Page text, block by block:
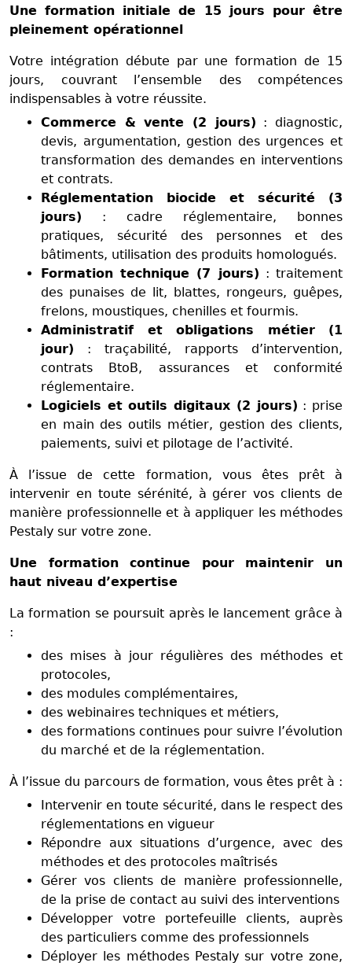
Une formation initiale de 15 jours pour être
pleinement opérationnel
Votre intégration débute par une formation de 15
jours, couvrant l’ensemble des compétences
indispensables à votre réussite.
Commerce & vente (2 jours) : diagnostic,
devis, argumentation, gestion des urgences et
transformation des demandes en interventions
et contrats.
Réglementation biocide et sécurité (3
jours) : cadre réglementaire, bonnes
pratiques, sécurité des personnes et des
bâtiments, utilisation des produits homologués.
Formation technique (7 jours) : traitement
des punaises de lit, blattes, rongeurs, guêpes,
frelons, moustiques, chenilles et fourmis.
Administratif et obligations métier (1
jour) : traçabilité, rapports d’intervention,
contrats BtoB, assurances et conformité
réglementaire.
Logiciels et outils digitaux (2 jours) : prise
en main des outils métier, gestion des clients,
paiements, suivi et pilotage de l’activité.
À l’issue de cette formation, vous êtes prêt à
intervenir en toute sérénité, à gérer vos clients de
manière professionnelle et à appliquer les méthodes
Pestaly sur votre zone.
Une formation continue pour maintenir un
haut niveau d’expertise
La formation se poursuit après le lancement grâce à
:
des mises à jour régulières des méthodes et
protocoles,
des modules complémentaires,
des webinaires techniques et métiers,
des formations continues pour suivre l’évolution
du marché et de la réglementation.
À l’issue du parcours de formation, vous êtes prêt à :
Intervenir en toute sécurité, dans le respect des
réglementations en vigueur
Répondre aux situations d’urgence, avec des
méthodes et des protocoles maîtrisés
Gérer vos clients de manière professionnelle,
de la prise de contact au suivi des interventions
Développer votre portefeuille clients, auprès
des particuliers comme des professionnels
Déployer les méthodes Pestaly sur votre zone,